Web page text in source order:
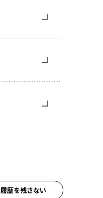
履歴を残さない